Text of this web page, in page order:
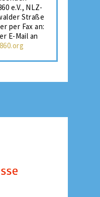
e.V., NLZ-
Straße
per Fax an:
E-Mail an